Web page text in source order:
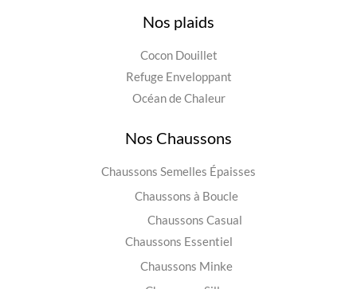
Nos plaids
Cocon Douillet
Refuge Enveloppant
Océan de Chaleur
Nos Chaussons
Chaussons Semelles Épaisses
Chaussons à Boucle
Chaussons Casual
Chaussons Essentiel
Chaussons Minke